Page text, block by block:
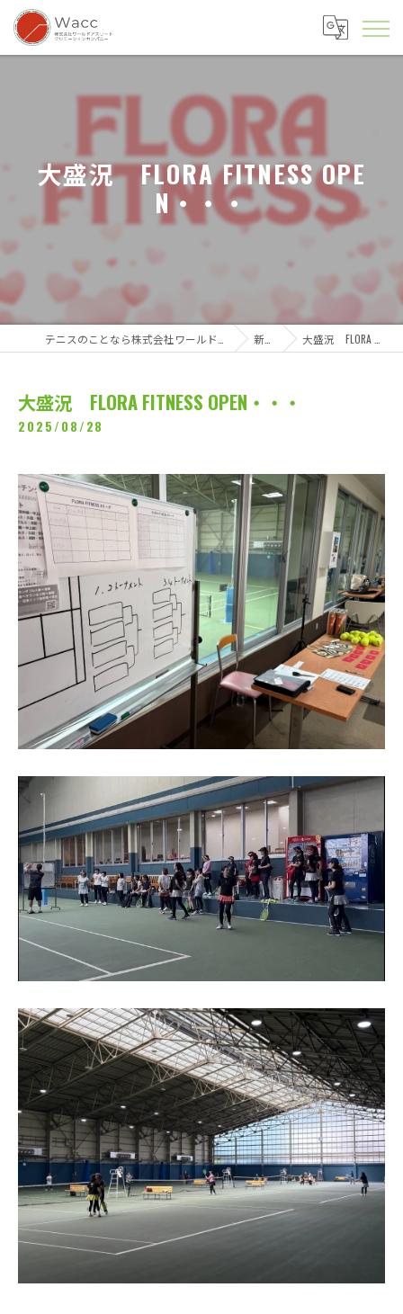
大盛況 FLORA FITNESS OPE
N・・・
新着情報 大盛況 FLORA FITNESS OPEN・・・
大盛況 FLORA FITNESS OPEN・・・
2025/08/28